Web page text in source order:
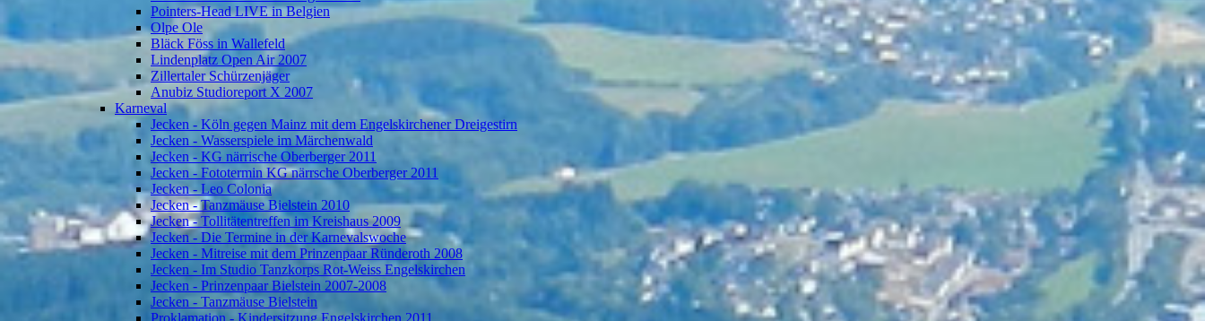
Pointers-Head LIVE in Belgien
Olpe Ole
Bläck Föss in Wallefeld
Lindenplatz Open Air 2007
Zillertaler Schürzenjäger
Anubiz Studioreport X 2007
Karneval
Jecken - Köln gegen Mainz mit dem Engelskirchener Dreigestirn
Jecken - Wasserspiele im Märchenwald
Jecken - KG närrische Oberberger 2011
Jecken - Fototermin KG närrsche Oberberger 2011
Jecken - Leo Colonia
Jecken - Tanzmäuse Bielstein 2010
Jecken - Tollitätentreffen im Kreishaus 2009
Jecken - Die Termine in der Karnevalswoche
Jecken - Mitreise mit dem Prinzenpaar Ründeroth 2008
Jecken - Im Studio Tanzkorps Rot-Weiss Engelskirchen
Jecken - Prinzenpaar Bielstein 2007-2008
Jecken - Tanzmäuse Bielstein